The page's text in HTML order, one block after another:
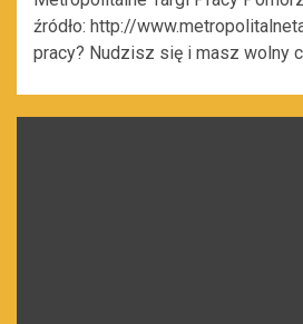
źródło: http://
pracy? Nudzisz się i masz wolny